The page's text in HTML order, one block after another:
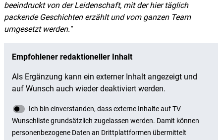
beeindruckt von der Leidenschaft, mit der hier täglich
packende Geschichten erzählt und vom ganzen Team
umgesetzt werden."